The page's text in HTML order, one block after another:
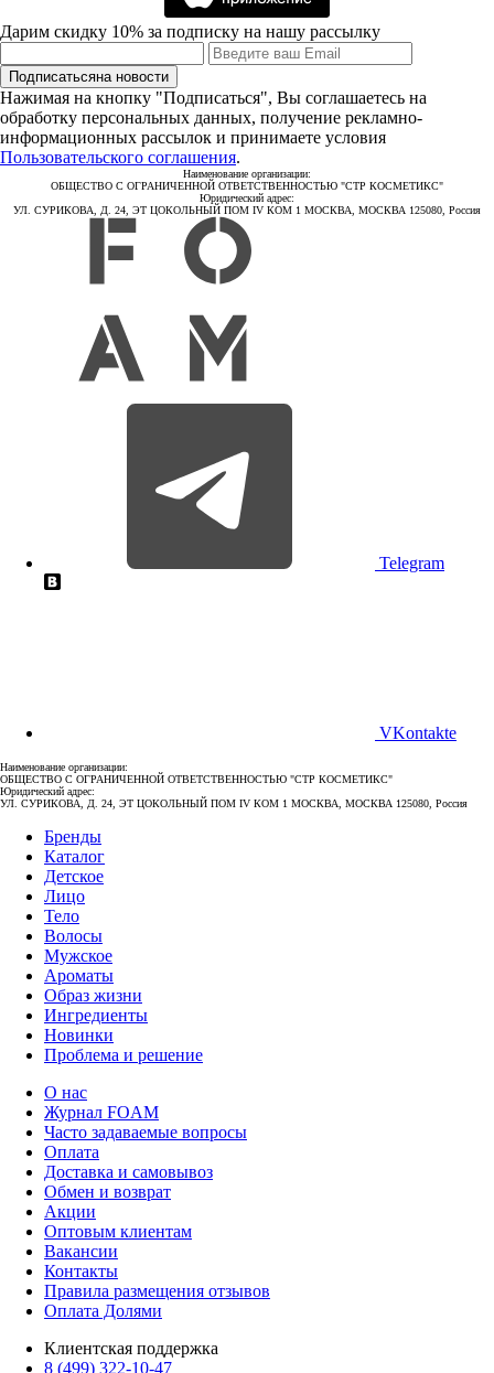
Дарим скидку 10% за подписку на нашу рассылку
Подписатьсяна новости
Нажимая на кнопку "Подписаться", Вы соглашаетесь на
обработку персональных данных, получение рекламно-
информационных рассылок и принимаете условия
Пользовательского соглашения.
Наименование организации:
ОБЩЕСТВО С ОГРАНИЧЕННОЙ ОТВЕТСТВЕННОСТЬЮ "СТР КОСМЕТИКС"
Юридический адрес:
УЛ. СУРИКОВА, Д. 24, ЭТ ЦОКОЛЬНЫЙ ПОМ IV КОМ 1 МОСКВА, МОСКВА 125080, Россия
Telegram
VKontakte
Наименование организации:
ОБЩЕСТВО С ОГРАНИЧЕННОЙ ОТВЕТСТВЕННОСТЬЮ "СТР КОСМЕТИКС"
Юридический адрес:
УЛ. СУРИКОВА, Д. 24, ЭТ ЦОКОЛЬНЫЙ ПОМ IV КОМ 1 МОСКВА, МОСКВА 125080, Россия
Бренды
Каталог
Детское
Лицо
Тело
Волосы
Мужское
Ароматы
Образ жизни
Ингредиенты
Новинки
Проблема и решение
О нас
Журнал FOAM
Часто задаваемые вопросы
Оплата
Доставка и самовывоз
Обмен и возврат
Акции
Оптовым клиентам
Вакансии
Контакты
Правила размещения отзывов
Оплата Долями
Клиентская поддержка
8 (499) 322-10-47